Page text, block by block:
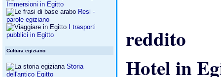
Immersioni in Egitto
Resi -
parole egiziano
I trasporti
pubblici in Egitto
Cultura egiziano
Storia
dell'antico Egitto
reddito
Hotel in